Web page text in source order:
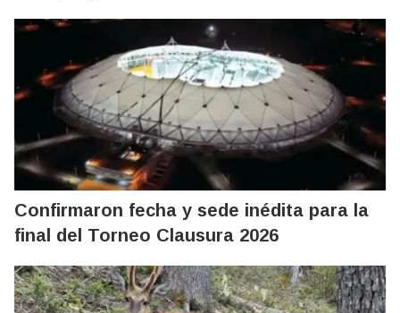
Confirmaron fecha y sede inédita para la
final del Torneo Clausura 2026